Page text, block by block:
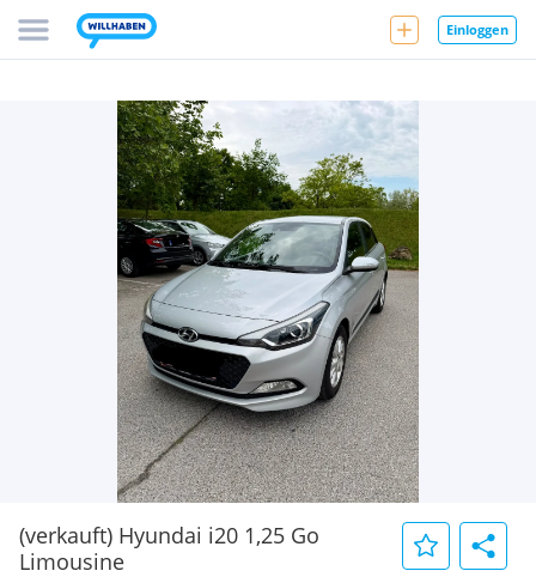
Einloggen
(verkauft) Hyundai i20 1,25 Go
Limousine